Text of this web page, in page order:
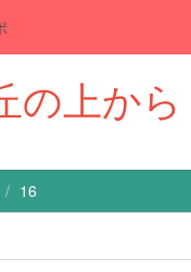
の上から
16